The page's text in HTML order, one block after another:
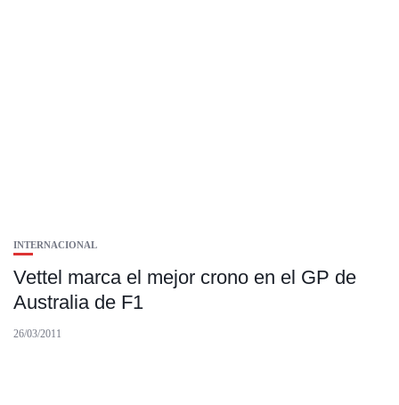
INTERNACIONAL
Vettel marca el mejor crono en el GP de
Australia de F1
26/03/2011